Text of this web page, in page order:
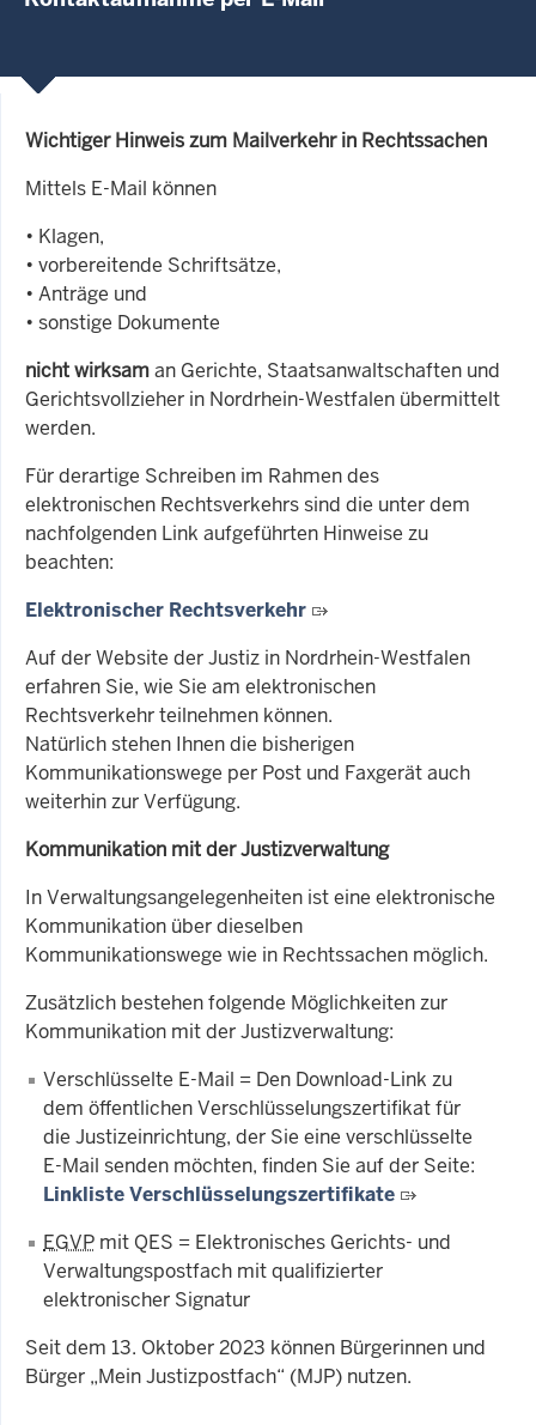
Wichtiger Hinweis zum Mailverkehr in Rechtssachen
Mittels E-Mail können
• Klagen,
• vorbereitende Schriftsätze,
• Anträge und
• sonstige Dokumente
nicht wirksaman Gerichte, Staatsanwaltschaften und
Gerichtsvollzieher in Nordrhein-Westfalen übermittelt
werden.
Für derartige Schreiben im Rahmen des
elektronischen Rechtsverkehrs sind die unter dem
nachfolgenden Link aufgeführten Hinweise zu
beachten:
Elektronischer Rechtsverkehr
Auf der Website der Justiz in Nordrhein-Westfalen
erfahren Sie, wie Sie am elektronischen
Rechtsverkehr teilnehmen können.
Natürlich stehen Ihnen die bisherigen
Kommunikationswege per Post und Faxgerät auch
weiterhin zur Verfügung.
Kommunikation mit der Justizverwaltung
In Verwaltungsangelegenheiten ist eine elektronische
Kommunikation über dieselben
Kommunikationswege wie in Rechtssachen möglich.
Zusätzlich bestehen folgende Möglichkeiten zur
Kommunikation mit der Justizverwaltung:
Verschlüsselte E-Mail = Den Download-Link zu
dem öffentlichen Verschlüsselungszertifikat für
die Justizeinrichtung, der Sie eine verschlüsselte
E-Mail senden möchten, finden Sie auf der Seite:
Linkliste Verschlüsselungszertifikate
EGVP mit QES = Elektronisches Gerichts- und
Verwaltungspostfach mit qualifizierter
elektronischer Signatur
Seit dem 13. Oktober 2023 können Bürgerinnen und
Bürger „Mein Justizpostfach“ (MJP) nutzen.